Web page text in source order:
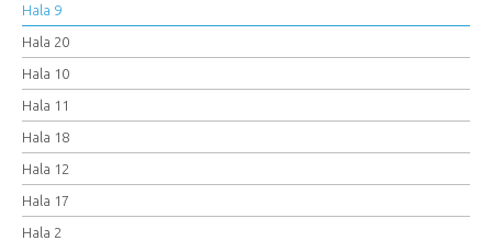
Hala 9
Hala 20
Hala 10
Hala 11
Hala 18
Hala 12
Hala 17
Hala 2